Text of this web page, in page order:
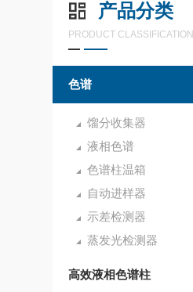
产品分类
PRODUCT CLASSIFICATION
色谱
馏分收集器
液相色谱
色谱柱温箱
自动进样器
示差检测器
蒸发光检测器
高效液相色谱柱